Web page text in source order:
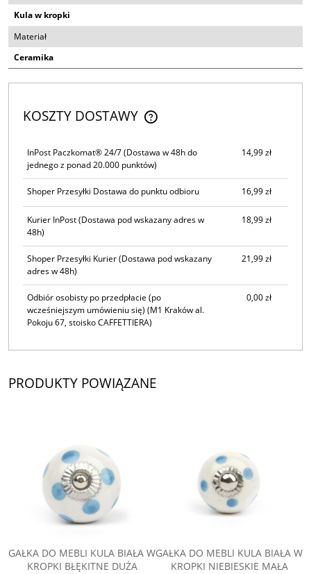
Kula w kropki
Materiał
Ceramika
KOSZTY DOSTAWY
CENA NIE ZAWIERA EWENTUALNYCH KOSZTÓW PŁATNOŚCI
InPost Paczkomat® 24/7(Dostawa w 48h do
jednego z ponad 20.000 punktów)
14,99 zł
Shoper Przesyłki Dostawa do punktu odbioru 16,99 zł
Kurier InPost(Dostawa pod wskazany adres w
48h)
18,99 zł
Shoper Przesyłki Kurier(Dostawa pod wskazany
adres w 48h)
21,99 zł
Odbiór osobisty po przedpłacie (po
wcześniejszym umówieniu się) (M1 Kraków al.
Pokoju 67, stoisko CAFFETTIERA)
0,00 zł
PRODUKTY POWIĄZANE
GAŁKA DO MEBLI KULA BIAŁA W
KROPKI BŁĘKITNE DUŻA
GAŁKA DO MEBLI KULA BIAŁA W
KROPKI NIEBIESKIE MAŁA